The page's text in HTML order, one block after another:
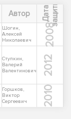
Автор Д
а
т
а
з
а
щ
и
т ы
Шогин,
Алексей
Николаевич
2008
Ступкин,
Валерий
Валентинович
2012
Горшков,
Виктор
Сергеевич
2010